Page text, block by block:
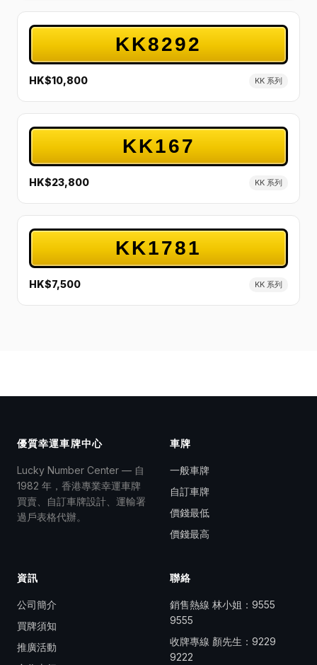
KK8292
HK$10,800 KK 系列
KK167
HK$23,800 KK 系列
KK1781
HK$7,500 KK 系列
優質幸運車牌中心
Lucky Number Center — 自
1982 年，香港專業幸運車牌
買賣、自訂車牌設計、運輸署
過戶表格代辦。
車牌
一般車牌
自訂車牌
價錢最低
價錢最高
資訊
公司簡介
買牌須知
推廣活動
聯絡
銷售熱線 林小姐： 9555
9555
收牌專線 顏先生： 9229
9222